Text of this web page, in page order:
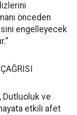
önceden
engelleyecek
Dutluoluk ve
etkili afet